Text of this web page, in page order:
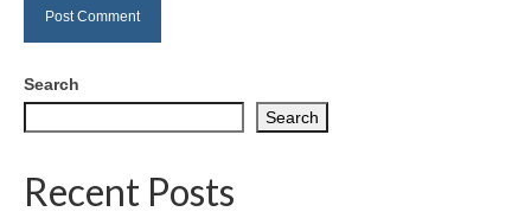
Search
Search
Recent Posts